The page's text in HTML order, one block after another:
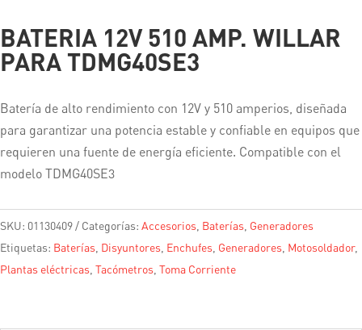
BATERIA 12V 510 AMP. WILLAR
PARA TDMG40SE3
Batería de alto rendimiento con 12V y 510 amperios, diseñada
para garantizar una potencia estable y confiable en equipos que
requieren una fuente de energía eficiente. Compatible con el
modelo TDMG40SE3
SKU: 01130409 Categorías: Accesorios, Baterías, Generadores
Etiquetas: Baterías, Disyuntores, Enchufes, Generadores, Motosoldador,
Plantas eléctricas, Tacómetros, Toma Corriente